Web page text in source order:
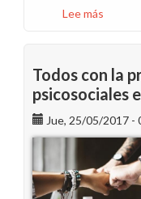
Lee más
los
para
realizar
el
trabajo
fuera
de
Todos con la
psicosociales
Jue, 25/05/2017 -